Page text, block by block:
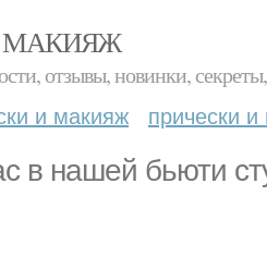
МАКИЯЖ
отзывы, новинки,
и макияж прически
в нашей бьюти